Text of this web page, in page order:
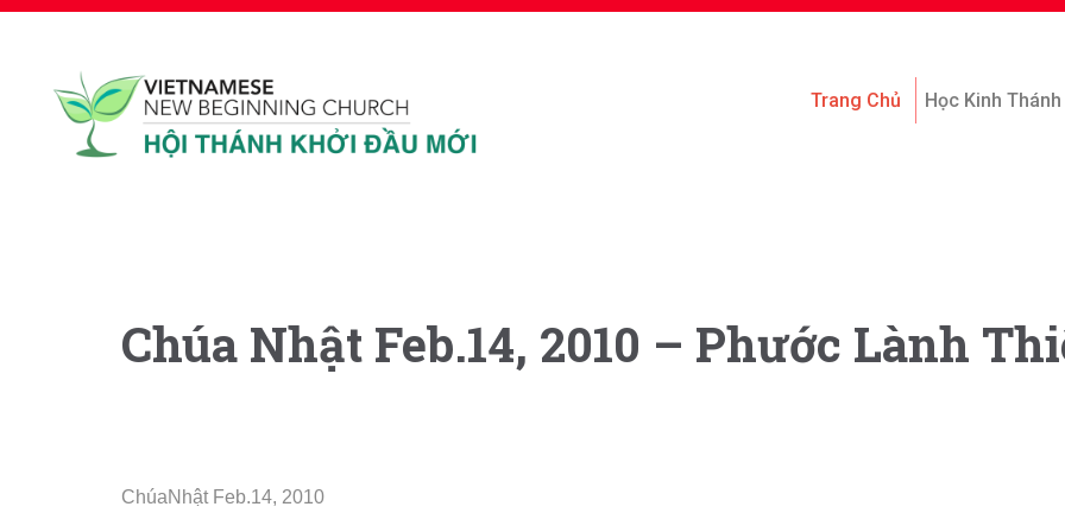
Trang Chủ Học Kinh Thánh
Chúa Nhật Feb.14, 2010 – Phước Lành
ChúaNhật Feb.14, 2010